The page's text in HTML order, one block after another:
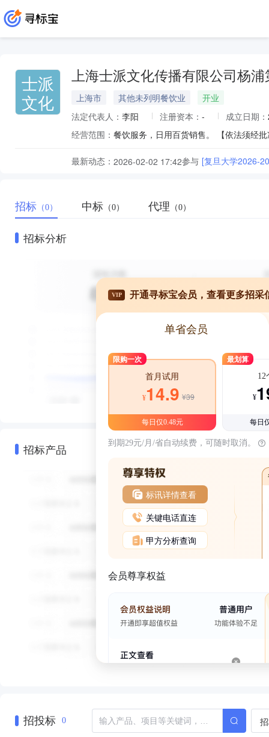
士派
文化
上海士派文化传播有限公司杨浦
上海市 其他未列明餐饮业
开业
法定代表人： 李阳 注册资本： - 成立日期：
经营范围： 餐饮服务，日用百货销售。 【依法须经
最新动态： 2026-02-02 17:42参与 [复旦大学2026-
招标 （0） 中标 （0） 代理 （0）
招标分析
招标产品
VIP 开通寻标宝会员，查看更多招采
单省会员
限购一次
首月试用
¥14.9 ¥39
每日仅0.48元
最划算
12
¥
每日
到期29元/月/省自动续费，可随时取消。
标讯详情查看
关键电话直连
甲方分析查询
会员尊享权益
招投标 0